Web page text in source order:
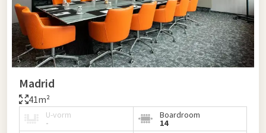
Madrid
41m²
U-vorm
-
Boardroom
14